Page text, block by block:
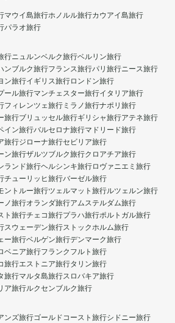
マウイ島旅行ホノルル旅行カウアイ島旅行
パラオ旅行
行ニュルンベルク旅行ベルリン旅行
ンブルク旅行フランス旅行パリ旅行ニース旅行
ン旅行イギリス旅行ロンドン旅行
ール旅行マンチェスター旅行イタリア旅行
フィレンツェ旅行 ミラノ旅行ナポリ旅行
旅行ブリュッセル旅行ギリシャ旅行アテネ旅行
イン旅行バルセロナ旅行マドリード旅行
旅行ジローナ旅行セビリア旅行
ン旅行ザルツブルク旅行クロアチア旅行
ランド旅行ヘルシンキ旅行ロヴァニエミ旅行
チューリッヒ旅行バーゼル旅行
ントルー旅行ツェルマット旅行ルツェルン旅行
ノ旅行オランダ旅行アムステルダム旅行
ト旅行チェコ旅行プラハ旅行ポルトガル旅行
スウェーデン旅行ストックホルム旅行
ー旅行ベルゲン旅行デンマーク旅行
ベニア旅行フランクフルト旅行
旅行エストニア旅行タリン旅行
旅行マルタ島旅行スロバキア旅行
ア旅行ルクセンブルク旅行
ンズ旅行ゴールドコースト旅行シドニー旅行